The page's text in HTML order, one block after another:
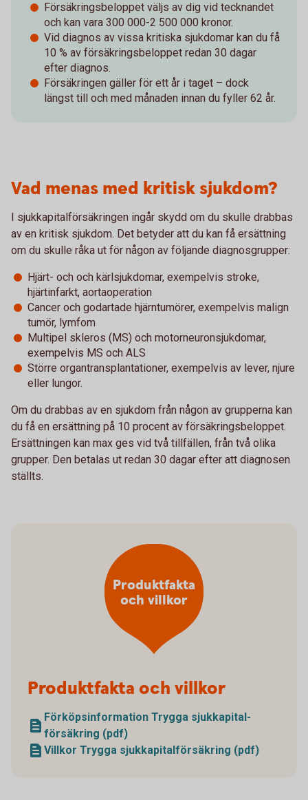
Försäkringsbeloppet väljs av dig vid tecknandet
och kan vara 300 000-2 500 000 kronor.
Vid diagnos av vissa kritiska sjukdomar kan du få
10 % av försäkringsbeloppet redan 30 dagar
efter diagnos.
Försäkringen gäller för ett år i taget – dock
längst till och med månaden innan du fyller 62 år.
Vad menas med kritisk sjukdom?
I sjukkapitalförsäkringen ingår skydd om du skulle drabbas
av en kritisk sjukdom. Det betyder att du kan få ersättning
om du skulle råka ut för någon av följande diagnosgrupper:
Hjärt- och och kärlsjukdomar, exempelvis stroke,
hjärtinfarkt, aortaoperation
Cancer och godartade hjärntumörer, exempelvis malign
tumör, lymfom
Multipel skleros (MS) och motorneuronsjukdomar,
exempelvis MS och ALS
Större organtransplantationer, exempelvis av lever, njure
eller lungor.
Om du drabbas av en sjukdom från någon av grupperna kan
du få en ersättning på 10 procent av försäkringsbeloppet.
Ersättningen kan max ges vid två tillfällen, från två olika
grupper. Den betalas ut redan 30 dagar efter att diagnosen
ställts.
Produktfakta och villkor
Förköpsinformation Trygga sjukkapital­
försäkring (pdf)
Villkor Trygga sjukkapital­försäkring (pdf)
Produktfakta
och villkor